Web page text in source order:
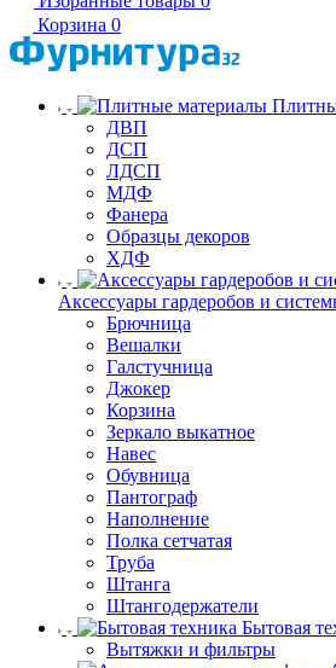
Корзина 0
ДВП
ДСП
ЛДСП
МДФ
Фанера
Образцы декоров
ХДФ
Аксессуары гардеробов и
Брючница
Вешалки
Галстучница
Джокер
Корзина
Зеркало выкатное
Навес
Обувница
Пантограф
Наполнение
Полка сетчатая
Труба
Штанга
Штангодержатели
Бытовая
Вытяжки и фильтры